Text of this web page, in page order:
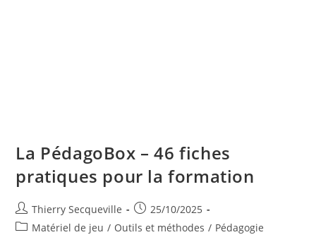
La PédagoBox – 46 fiches
pratiques pour la formation
Auteur/autrice
de
Thierry Secqueville
Publication
publiée :
25/10/2025
PostMatériel de jeu / Outils et méthodes / Pédagogie